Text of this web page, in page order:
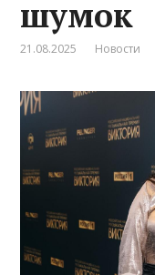
шумок
21.08.2025 Новости